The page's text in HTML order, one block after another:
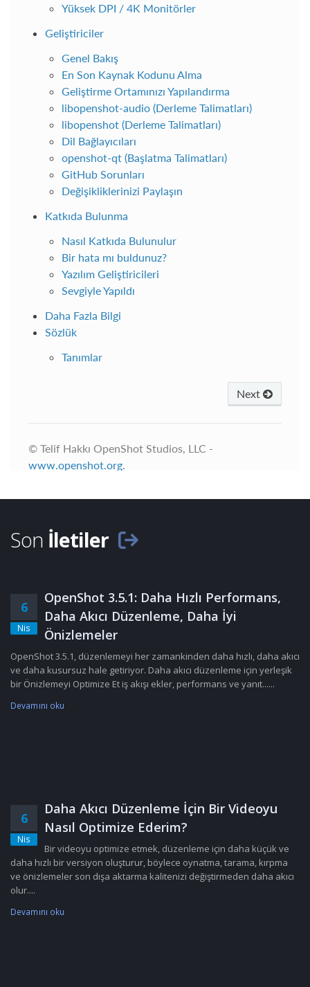
Son İletiler
6
Nis
OpenShot 3.5.1: Daha Hızlı Performans,
Daha Akıcı Düzenleme, Daha İyi
Önizlemeler
OpenShot 3.5.1, düzenlemeyi her zamankinden daha hızlı, daha akıcı
ve daha kusursuz hale getiriyor. Daha akıcı düzenleme için yerleşik
bir Önizlemeyi Optimize Et iş akışı ekler, performans ve yanıt......
Devamını oku
6
Nis
Daha Akıcı Düzenleme İçin Bir Videoyu
Nasıl Optimize Ederim?
Bir videoyu optimize etmek, düzenleme için daha küçük ve
daha hızlı bir versiyon oluşturur, böylece oynatma, tarama, kırpma
ve önizlemeler son dışa aktarma kalitenizi değiştirmeden daha akıcı
olur....
Devamını oku